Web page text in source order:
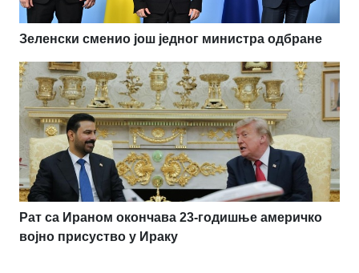
Зеленски сменио још једног министра одбране
Рат са Ираном окончава 23-годишње америчко
војно присуство у Ираку